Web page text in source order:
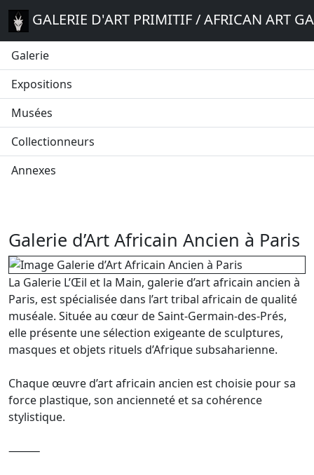
GALERIE D'ART PRIMITIF / AFRICAN ART
Galerie
Expositions
Musées
Collectionneurs
Annexes
Galerie d’Art Africain Ancien à Paris
La Galerie L’Œil et la Main, galerie d’art africain ancien à
Paris, est spécialisée dans l’art tribal africain de qualité
muséale. Située au cœur de Saint-Germain-des-Prés,
elle présente une sélection exigeante de sculptures,
masques et objets rituels d’Afrique subsaharienne.
Chaque œuvre d’art africain ancien est choisie pour sa
force plastique, son ancienneté et sa cohérence
stylistique.
⸻